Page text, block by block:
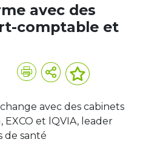
avec des
comptable et
avec des cabinets
EXCO et lQVIA, leader
de santé